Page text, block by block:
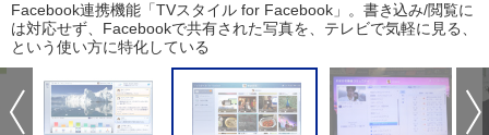
Facebook連携機能「TVスタイル for Facebook」。書き込み/閲覧に
は対応せず、Facebookで共有された写真を、テレビで気軽に見る、
という使い方に特化している